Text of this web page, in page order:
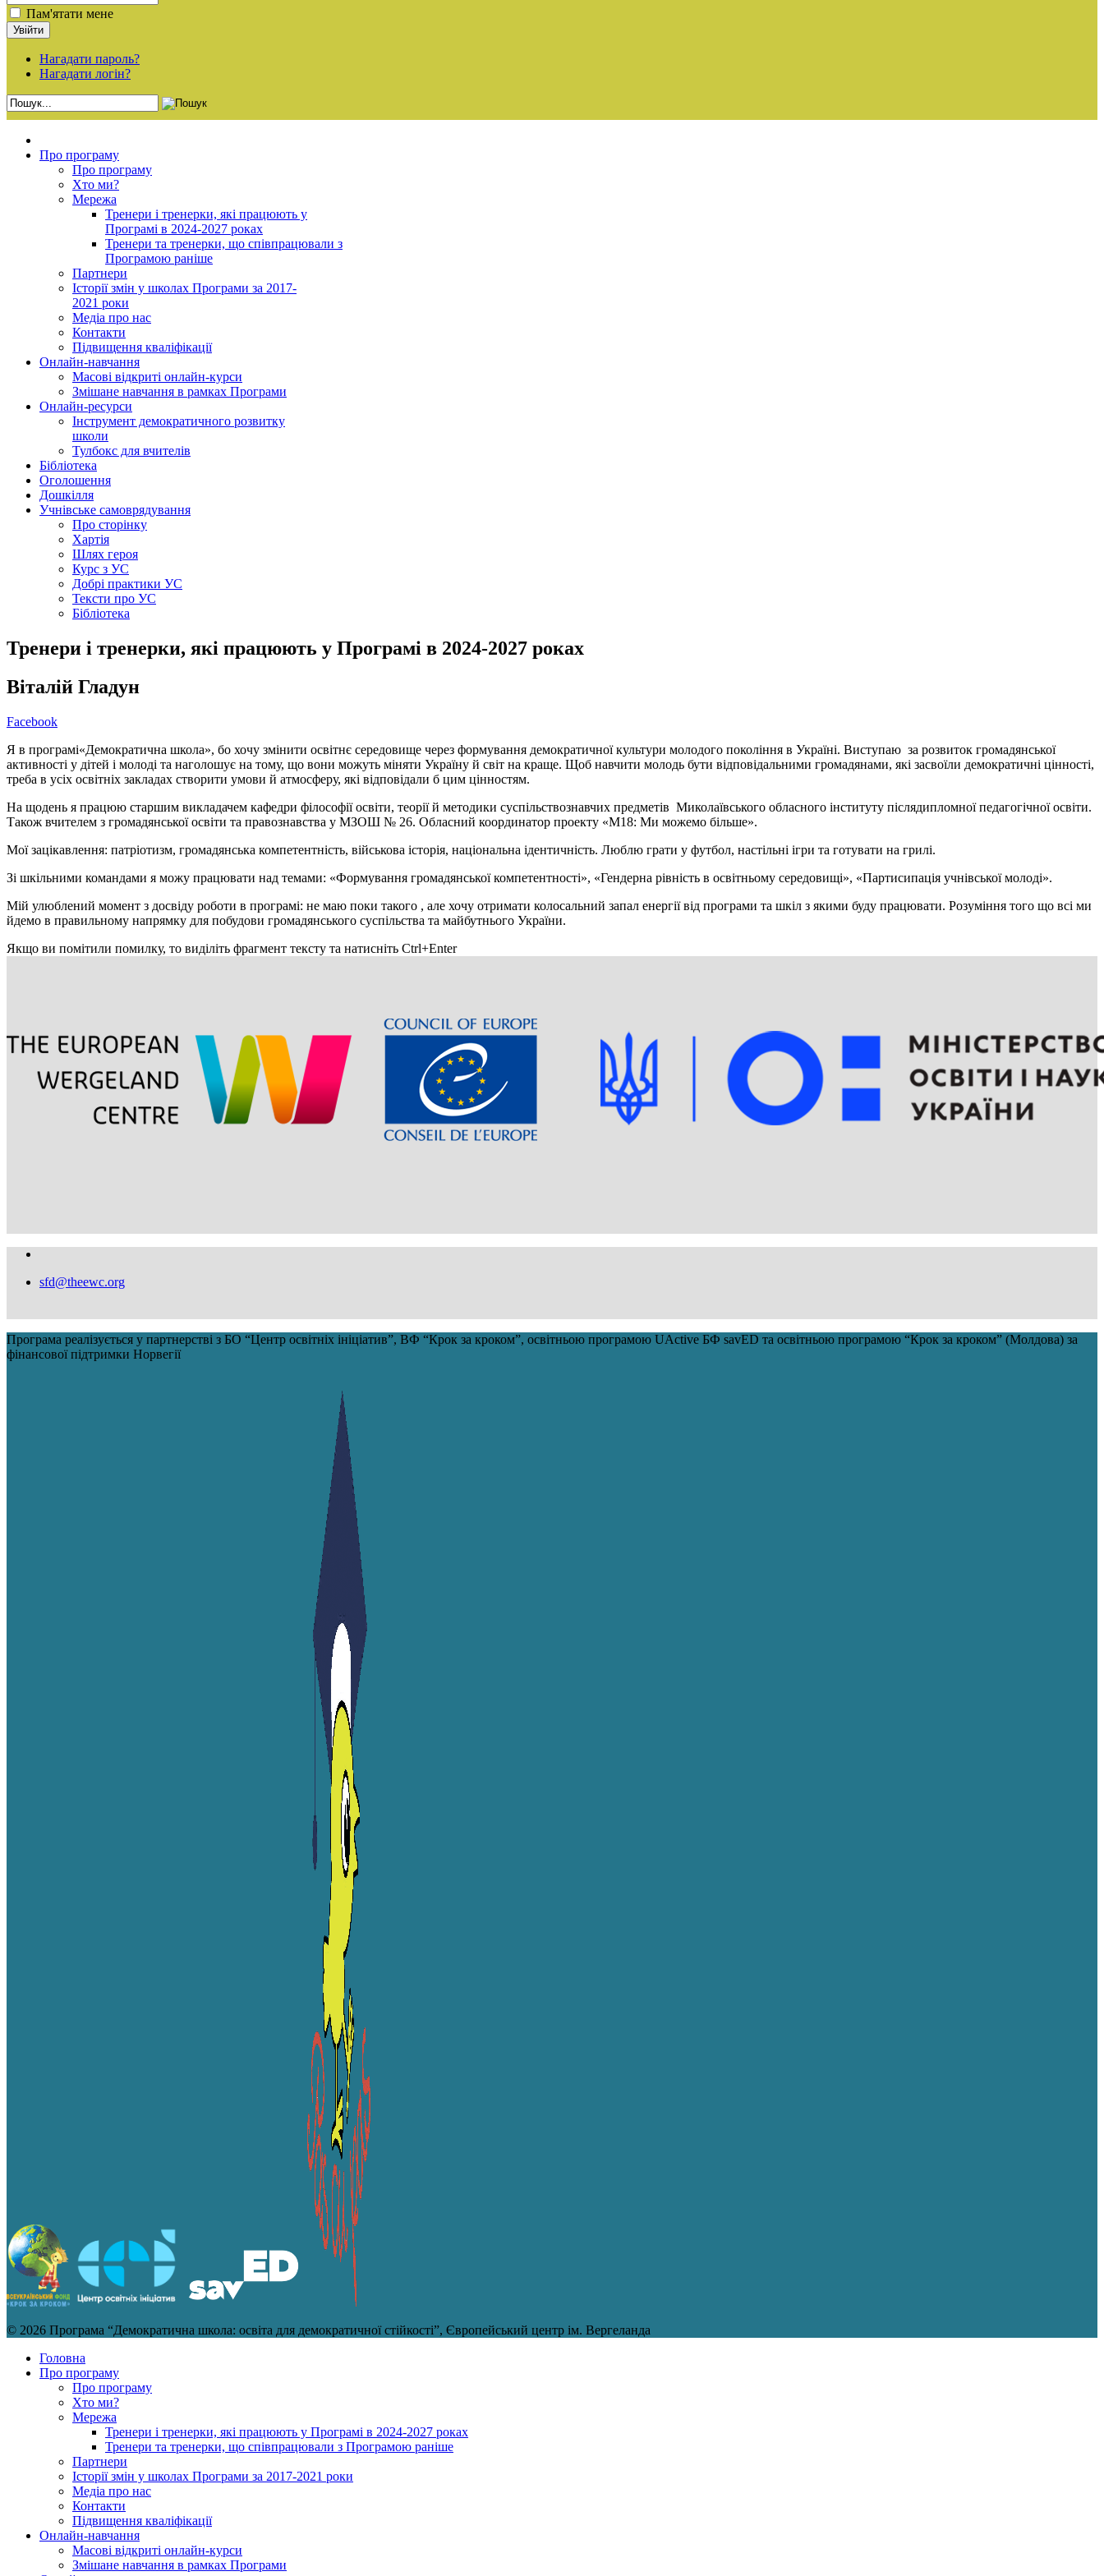
Пам'ятати мене
Нагадати пароль?
Нагадати логін?
Про програму
Про програму
Хто ми?
Мережа
Тренери і тренерки, які працюють у
Програмі в 2024-2027 роках
Тренери та тренерки, що співпрацювали з
Програмою раніше
Партнери
Історії змін у школах Програми за 2017-
2021 роки
Медіа про нас
Контакти
Підвищення кваліфікації
Онлайн-навчання
Масові відкриті онлайн-курси
Змішане навчання в рамках Програми
Онлайн-ресурси
Інструмент демократичного розвитку
школи
Тулбокс для вчителів
Бібліотека
Оголошення
Дошкілля
Учнівське самоврядування
Про сторінку
Хартія
Шлях героя
Курс з УС
Добрі практики УС
Тексти про УС
Бібліотека
Тренери і тренерки, які працюють у Програмі в 2024-2027 роках
Віталій Гладун
Facebook
Я в програмі«Демократична школа», бо хочу змінити освітнє середовище через формування демократичної культури молодого покоління в Україні. Виступаю за розвиток громадянської
активності у дітей і молоді та наголошує на тому, що вони можуть міняти Україну й світ на краще. Щоб навчити молодь бути відповідальними громадянами, які засвоїли демократичні цінності,
треба в усіх освітніх закладах створити умови й атмосферу, які відповідали б цим цінностям.
На щодень я працюю старшим викладачем кафедри філософії освіти, теорії й методики суспільствознавчих предметів Миколаївського обласного інституту післядипломної педагогічної освіти.
Також вчителем з громадянської освіти та правознавства у МЗОШ № 26. Обласний координатор проекту «М18: Ми можемо більше».
Мої зацікавлення: патріотизм, громадянська компетентність, військова історія, національна ідентичність. Люблю грати у футбол, настільні ігри та готувати на грилі.
Зі шкільними командами я можу працювати над темами: «Формування громадянської компетентності», «Гендерна рівність в освітньому середовищі», «Партисипація учнівської молоді».
Мій улюблений момент з досвіду роботи в програмі: не маю поки такого , але хочу отримати колосальний запал енергії від програми та шкіл з якими буду працювати. Розуміння того що всі ми
йдемо в правильному напрямку для побудови громадянського суспільства та майбутнього України.
Якщо ви помітили помилку, то виділіть фрагмент тексту та натисніть Ctrl+Enter
sfd@theewc.org
Програма реалізується у партнерстві з БО “Центр освітніх ініціатив”, ВФ “Крок за кроком”, освітньою програмою UActive БФ savED та освітньою програмою “Крок за кроком” (Молдова) за
фінансової підтримки Норвегії
© 2026 Програма “Демократична школа: освіта для демократичної стійкості”, Європейський центр ім. Вергеланда
Головна
Про програму
Про програму
Хто ми?
Мережа
Тренери і тренерки, які працюють у Програмі в 2024-2027 роках
Тренери та тренерки, що співпрацювали з Програмою раніше
Партнери
Історії змін у школах Програми за 2017-2021 роки
Медіа про нас
Контакти
Підвищення кваліфікації
Онлайн-навчання
Масові відкриті онлайн-курси
Змішане навчання в рамках Програми